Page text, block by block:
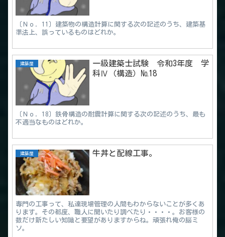
〔Ｎｏ．11〕建築物の構造計算に関する次の記述のうち、建築基
準法上、誤っているものはどれか。
建築屋
一級建築士試験 令和3年度 学
科Ⅳ（構造）№18
〔Ｎｏ．18〕鉄骨構造の耐震計算に関する次の記述のうち、最も
不適当なものはどれか。
建築屋 牛丼と配線工事。
専門の工事って、私達現場管理の人間もわからないことが多くあ
ります。その都度、職人に聞いたり調べたり・・・・。お客様の
数だけ新たしい知識と要望がありますからね。頑張れ俺の脳ミ
ソ。